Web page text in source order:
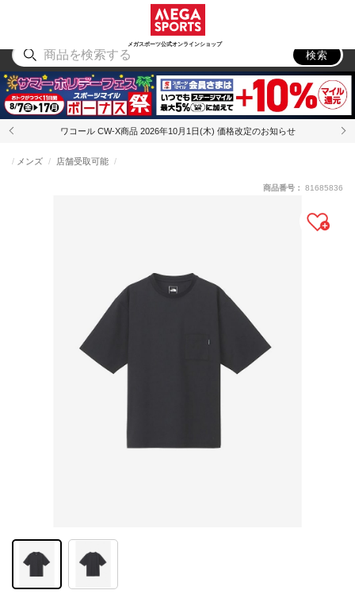
メガスポーツ公式オンラインショップ
アウトドア
検索
ワコール CW-X商品 2026年10月1日(木) 価格改定のお知らせ
メンズ 店舗受取可能
商品番号： 81685836